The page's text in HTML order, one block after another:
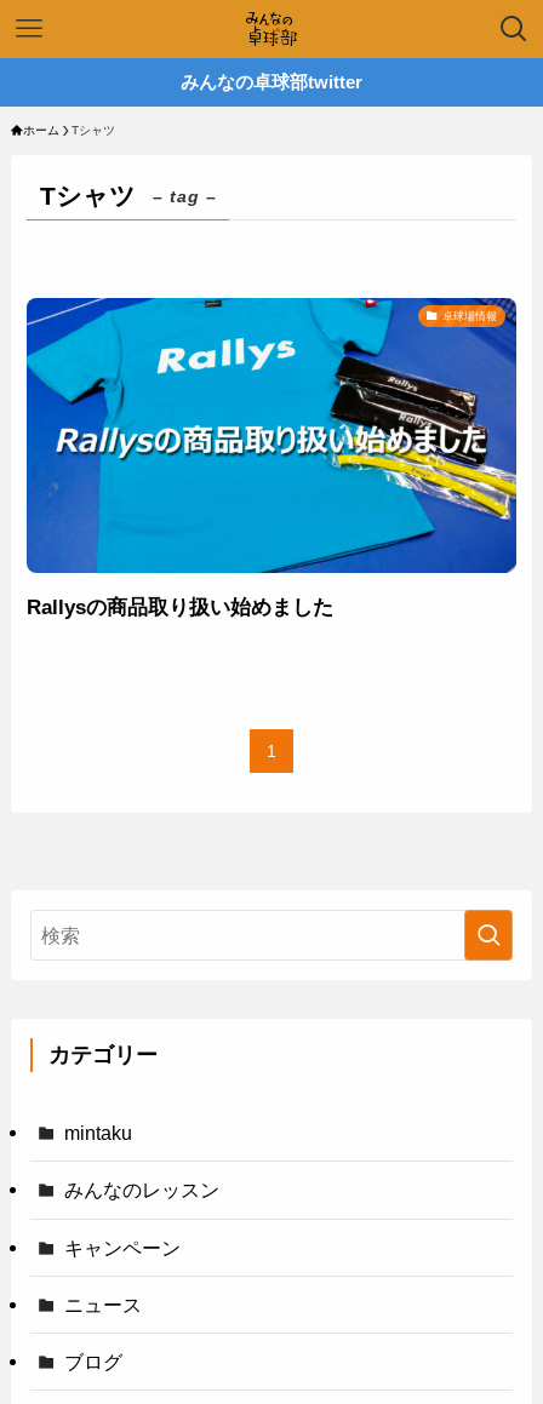
みんなの卓球部twitter
ホーム Tシャツ
Tシャツ – tag –
卓球場情報
Rallysの商品取り扱い始めました
1
カテゴリー
mintaku
みんなのレッスン
キャンペーン
ニュース
ブログ